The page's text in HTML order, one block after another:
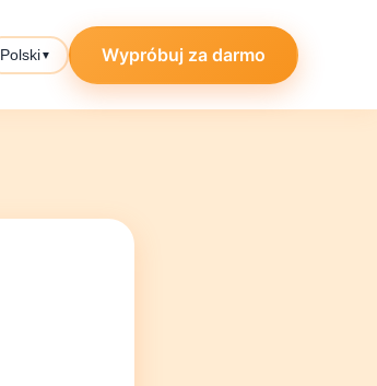
Polski▼ Wypróbuj za darmo